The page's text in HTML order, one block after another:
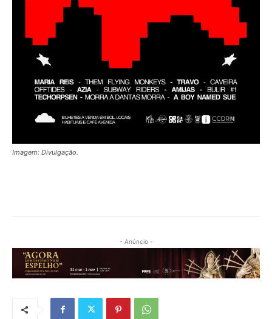
Imagem: Divulgação.
- Anúncio -